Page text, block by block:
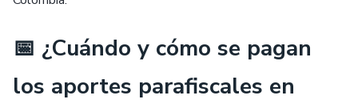
📅 ¿Cuándo y cómo se pagan
los aportes parafiscales en